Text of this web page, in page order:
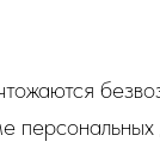
персональных